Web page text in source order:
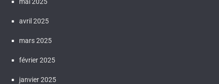
avril 2025
mars 2025
février 2025
janvier 2025